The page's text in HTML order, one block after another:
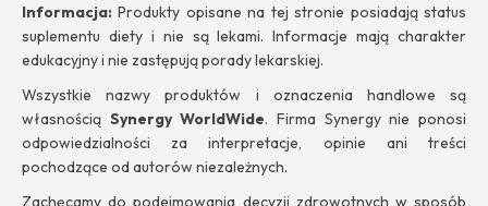
Informacja: Produkty opisane na tej stronie posiadają status
suplementu diety i nie są lekami. Informacje mają charakter
edukacyjny i nie zastępują porady lekarskiej.
Wszystkie nazwy produktów i oznaczenia handlowe są
własnością Synergy WorldWide. Firma Synergy nie ponosi
odpowiedzialności za interpretacje, opinie ani treści
pochodzące od autorów niezależnych.
Zachęcamy do podejmowania decyzji zdrowotnych w sposób